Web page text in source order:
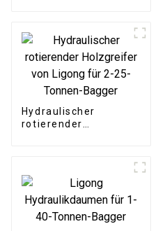
Hydraulischer
rotierender